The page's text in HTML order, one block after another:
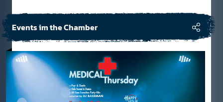
Events im the Chamber